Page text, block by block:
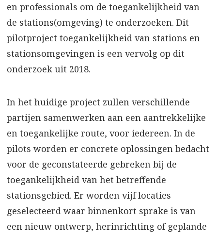
en professionals om de toegankelijkheid van
de stations(omgeving) te onderzoeken. Dit
pilotproject toegankelijkheid van stations en
stationsomgevingen is een vervolg op dit
onderzoek uit 2018.
In het huidige project zullen verschillende
partijen samenwerken aan een aantrekkelijke
en toegankelijke route, voor iedereen. In de
pilots worden er concrete oplossingen bedacht
voor de geconstateerde gebreken bij de
toegankelijkheid van het betreffende
stationsgebied. Er worden vijf locaties
geselecteerd waar binnenkort sprake is van
een nieuw ontwerp, herinrichting of geplande